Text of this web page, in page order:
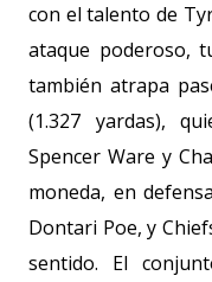
con el talento de
ataque poderoso,
también atrapa
(1.327 yardas),
Spencer Ware y
moneda, en
Dontari Poe, y
sentido. El